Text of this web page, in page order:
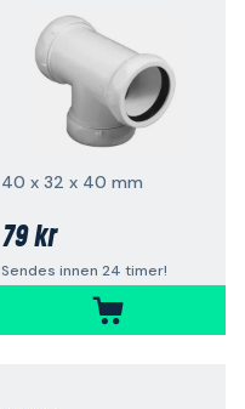
40 x 32 x 40 mm
79 kr
Sendes innen 24 timer!